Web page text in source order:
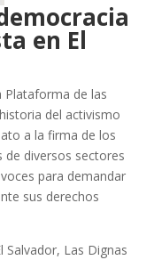
en El
Plataforma de las
del activismo
a la firma de los
de diversos sectores
para demandar
sus derechos
Salvador, Las Dignas